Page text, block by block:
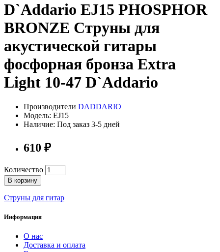
D`Addario EJ15 PHOSPHOR
BRONZE Струны для
акустической гитары
фосфорная бронза Extra
Light 10-47 D`Addario
Производители DADDARIO
Модель: EJ15
Наличие: Под заказ 3-5 дней
610 ₽
Количество
В корзину
Струны для гитар
Информация
О нас
Доставка и оплата